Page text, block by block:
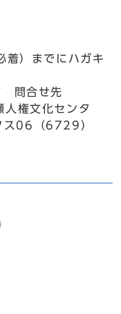
着）までにハガキ
問合せ先
権文化センタ
06（6729）